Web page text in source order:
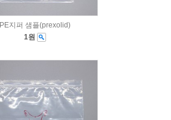
PE지퍼 샘플(prexolid)
1원